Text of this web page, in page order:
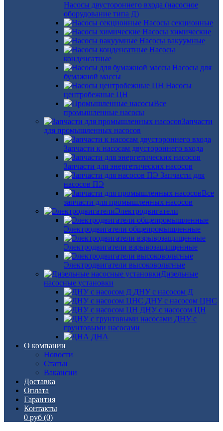
Насосы двустороннего входа (насосное
оборудование типа Д)
Насосы секционные
Насосы химические
Насосы вакуумные
Насосы
конденсатные
Насосы для
бумажной массы
Насосы
центробежные ЦН
Все
промышленные насосы
Запчасти
для промышленных насосов
Запчасти к насосам двустороннего входа
Запчасти для энергетических насосов
Запчасти для
насосов ПЭ
Все
запчасти для промышленных насосов
Электродвигатели
Электродвигатели общепромышленные
Электродвигатели взрывозащищенные
Электродвигатели высоковольтные
Дизельные
насосные установки
ДНУ с насосом Д
ДНУ с насосом ЦНС
ДНУ с насосом ЦН
ДНУ с
грунтовыми насосами
ДНА
О компании
Новости
Статьи
Вакансии
Доставка
Оплата
Гарантия
Контакты
0 руб (0)